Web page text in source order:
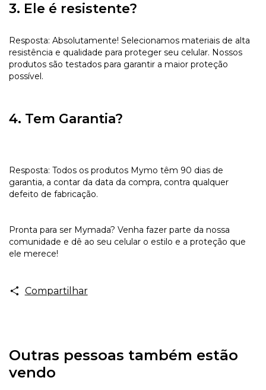
3. Ele é resistente?
Resposta: Absolutamente! Selecionamos materiais de alta
resistência e qualidade para proteger seu celular. Nossos
produtos são testados para garantir a maior proteção
possível.
4. Tem Garantia?
Resposta: Todos os produtos Mymo têm 90 dias de
garantia, a contar da data da compra, contra qualquer
defeito de fabricação.
Pronta para ser Mymada? Venha fazer parte da nossa
comunidade e dê ao seu celular o estilo e a proteção que
ele merece!
Compartilhar
Outras pessoas também estão
vendo